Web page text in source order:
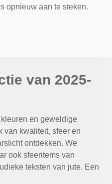
opnieuw aan te steken.
van 2025-
en geweldige
van kwaliteit, sfeer en
ontdekken. We
ook sfeeritems van
teksten van jute. Een